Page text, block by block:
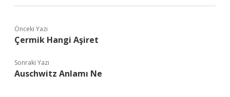
Önceki Yazı
Çermik Hangi Aşiret
Sonraki Yazı
Auschwitz Anlamı Ne